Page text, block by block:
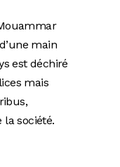
main
est déchiré
mais
la société.